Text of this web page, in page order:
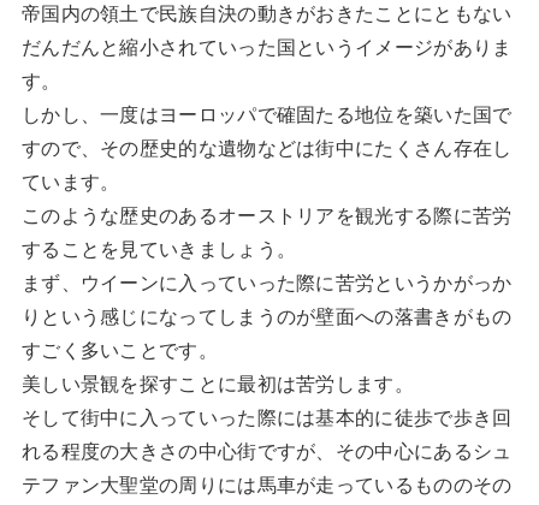
帝国内の領土で民族自決の動きがおきたことにともない
だんだんと縮小されていった国というイメージがありま
す。
しかし、一度はヨーロッパで確固たる地位を築いた国で
すので、その歴史的な遺物などは街中にたくさん存在し
ています。
このような歴史のあるオーストリアを観光する際に苦労
することを見ていきましょう。
まず、ウイーンに入っていった際に苦労というかがっか
りという感じになってしまうのが壁面への落書きがもの
すごく多いことです。
美しい景観を探すことに最初は苦労します。
そして街中に入っていった際には基本的に徒歩で歩き回
れる程度の大きさの中心街ですが、その中心にあるシュ
テファン大聖堂の周りには馬車が走っているもののその